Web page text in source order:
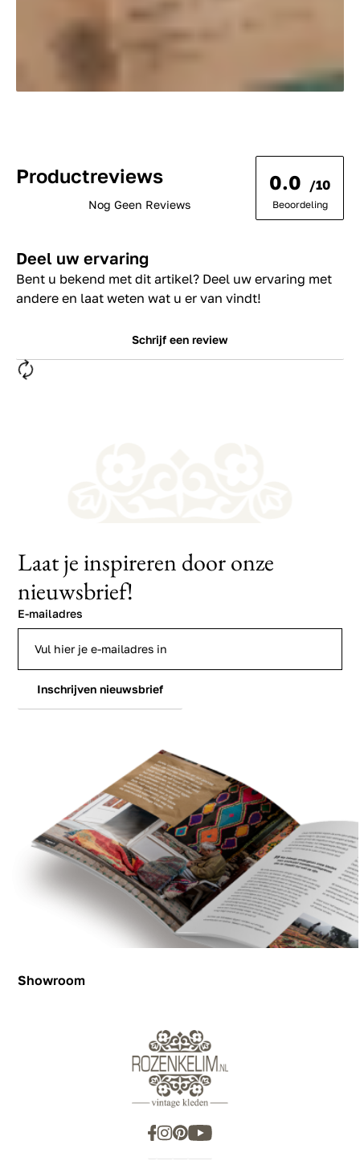
Productreviews
Nog Geen Reviews
0.0 /10
Beoordeling
Deel uw ervaring
Bent u bekend met dit artikel? Deel uw ervaring met
andere en laat weten wat u er van vindt!
Schrijf een review
Showroom
Laat je inspireren door onze
nieuwsbrief!
E-mailadres
Inschrijven nieuwsbrief